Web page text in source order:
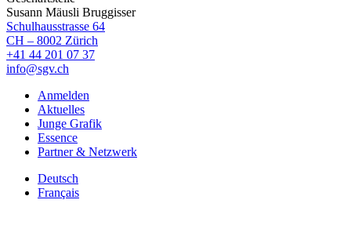
Susann Mäusli Bruggisser
Schulhausstrasse 64
CH – 8002 Zürich
+41 44 201 07 37
info@sgv.ch
Anmelden
Aktuelles
Junge Grafik
Essence
Partner & Netzwerk
Deutsch
Français